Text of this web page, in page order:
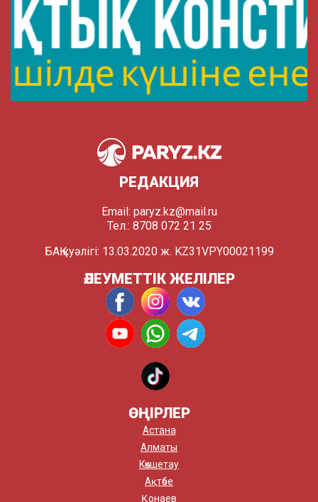
РЕДАКЦИЯ
Email: paryz.kz@mail.ru
Тел.: 8708 072 21 25
БАҚ куәлігі: 13.03.2020 ж. KZ31VPY00021199
ӘЛЕУМЕТТІК ЖЕЛІЛЕР
ӨҢІРЛЕР
Астана
Алматы
Көкшетау
Ақтөбе
Қонаев